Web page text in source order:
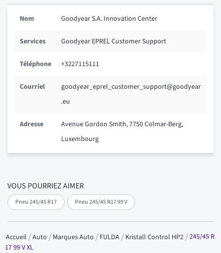
VOUS POURRIEZ AIMER
Pneu 245/45 R17 Pneu 245/45 R17 99 V
Nom Goodyear S.A. Innovation Center
Services Goodyear EPREL Customer Support
Téléphone +3227115111
Courriel
goodyear_eprel_customer_support@goodyear
.eu
Adresse
Avenue Gordon Smith, 7750 Colmar-Berg,
Luxembourg
Accueil Auto Marques Auto FULDA Kristall Control HP2 245/45 R
17 99 V XL